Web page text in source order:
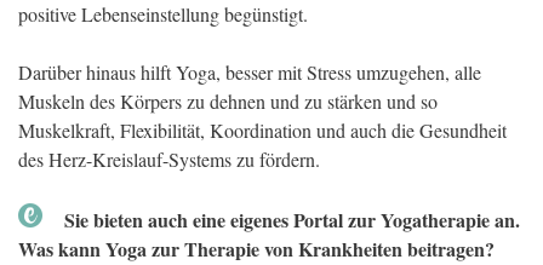
positive Lebenseinstellung begünstigt.
Darüber hinaus hilft Yoga, besser mit Stress umzugehen, alle
Muskeln des Körpers zu dehnen und zu stärken und so
Muskelkraft, Flexibilität, Koordination und auch die Gesundheit
des Herz-Kreislauf-Systems zu fördern.
Sie bieten auch eine eigenes Portal zur Yogatherapie an.
Was kann Yoga zur Therapie von Krankheiten beitragen?